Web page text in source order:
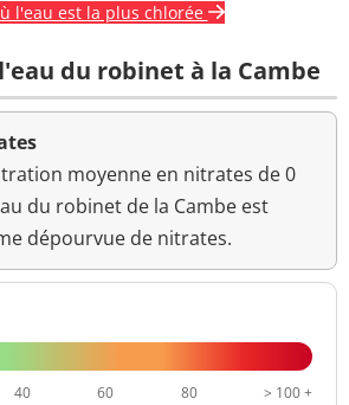
l'eau est la plus chlorée
du robinet à la Cambe
moyenne en nitrates de 0
du robinet de la Cambe est
dépourvue de nitrates.
40 60 80 > 100 +